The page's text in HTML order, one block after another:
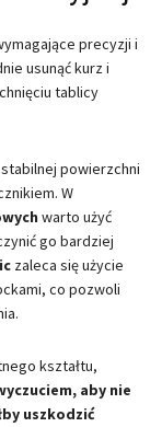
precyzji i
usunąć kurz i
tablicy
powierzchni
W
warto użyć
go bardziej
zaleca się użycie
co pozwoli
kształtu,
aby nie
uszkodzić